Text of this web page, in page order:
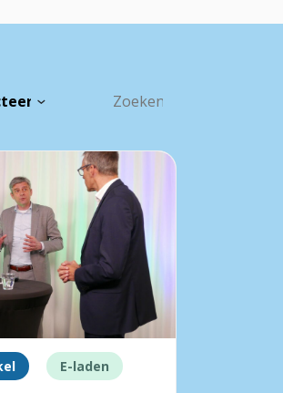
E-laden